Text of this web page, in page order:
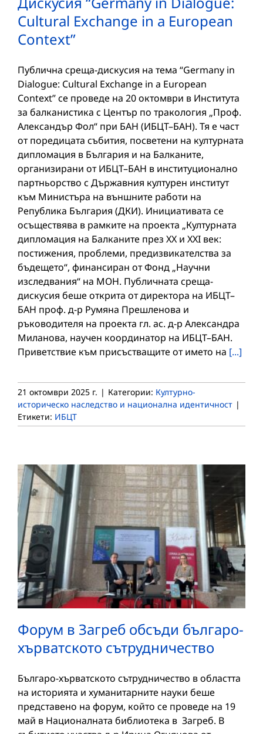
Cultural Exchange in a European
Context”
Публична среща-дискусия на тема “Germany in
Dialogue: Cultural Exchange in a European
Context” се проведе на 20 октомври в Института
за балканистика с Център по тракология „Проф.
Александър Фол“ при БАН (ИБЦТ–БАН). Тя е част
от поредицата събития, посветени на културната
дипломация в България и на Балканите,
организирани от ИБЦТ–БАН в институционално
партньорство с Държавния културен институт
към Министъра на външните работи на
Република България (ДКИ). Инициативата се
осъществява в рамките на проекта „Културната
дипломация на Балканите през XX и XXI век:
постижения, проблеми, предизвикателства за
бъдещето“, финансиран от Фонд „Научни
изследвания“ на МОН. Публичната среща-
дискусия беше открита от директора на ИБЦТ–
БАН проф. д-р Румяна Прешленова и
ръководителя на проекта гл. ас. д-р Александра
Миланова, научен координатор на ИБЦТ–БАН.
Приветствие към присъстващите от името на [...]
21 октомври 2025 г. | Категории: Културно-
историческо наследство и национална идентичност |
Етикети: ИБЦТ
Форум в Загреб обсъди българо-
хърватското сътрудничество
Българо-хърватското сътрудничество в областта
на историята и хуманитарните науки беше
представено на форум, който се проведе на 19
май в Националната библиотека в Загреб. В